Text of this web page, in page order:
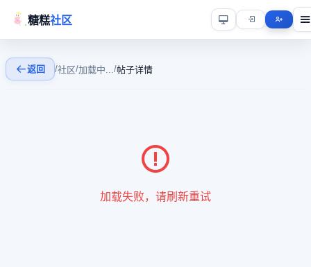
糖糕社区
返回 /社区/加载中.../帖子详情
加载失败，请刷新重试